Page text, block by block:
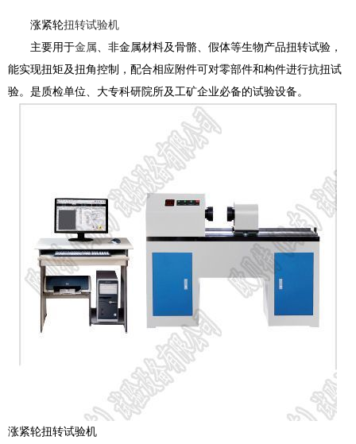
涨紧轮扭转试验机
主要用于金属 、非金属材料及骨骼、假体等生物产品扭转试验，
能实现扭矩及扭角控制，配合相应附件可对零部件和构件进行抗扭试
验。是质检单位、大专科研院所及工矿企业必备的试验设备。
涨紧轮扭转试验机